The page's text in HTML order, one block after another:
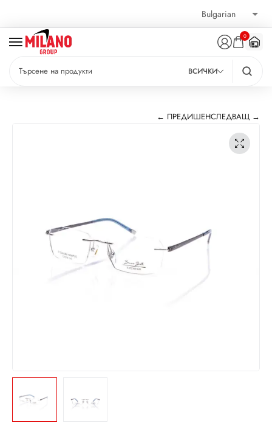
0
ВСИЧКИ
← ПРЕДИШЕНСЛЕДВАЩ →